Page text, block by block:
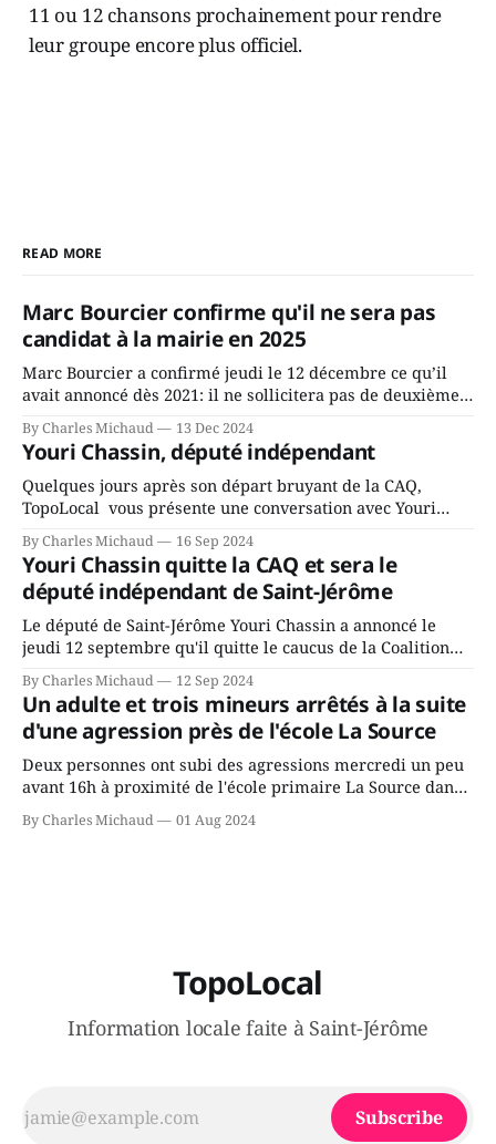
11 ou 12 chansons prochainement pour rendre
leur groupe encore plus officiel.
READ MORE
Marc Bourcier confirme qu'il ne sera pas
candidat à la mairie en 2025
Marc Bourcier a confirmé jeudi le 12 décembre ce qu’il
avait annoncé dès 2021: il ne sollicitera pas de deuxième
fait l’annonce en s’adressant aux employés de la ville,
rassemblés en soirée pour leur traditionnel souper
By Charles Michaud 13 Dec 2024
Youri Chassin, député indépendant
Quelques jours après son départ bruyant de la CAQ,
TopoLocal vous présente une conversation avec Youri
depuis longtemps? Sera-t-il candidat indépendant dans 2
ans? Joindrait-il un autre parti, par exemple les
conservateurs d’Éric Duhaime? Que lui
By Charles Michaud 16 Sep 2024
Youri Chassin quitte la CAQ et sera le
député indépendant de Saint-Jérôme
Le député de Saint-Jérôme Youri Chassin a annoncé le
jeudi 12 septembre qu'il quitte le caucus de la Coalition
gouvernement de la CAQ, surtout de son incapacité, qu'il
juge chronique, à offrir des
By Charles Michaud 12 Sep 2024
Un adulte et trois mineurs arrêtés à la suite
d'une agression près de l'école La Source
Deux personnes ont subi des agressions mercredi un peu
avant 16h à proximité de l'école primaire La Source dans
victimes aurait été écrasée sous un véhicule et aspergée
By Charles Michaud 01 Aug 2024
TopoLocal
Information locale faite à Saint-Jérôme
Subscribe